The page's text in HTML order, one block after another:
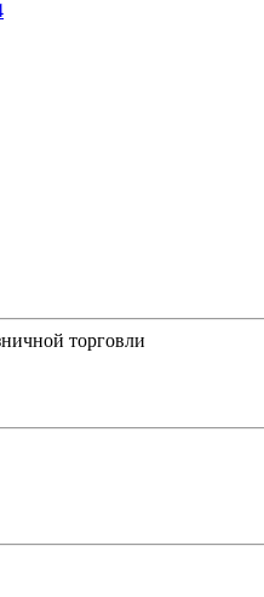
торговли